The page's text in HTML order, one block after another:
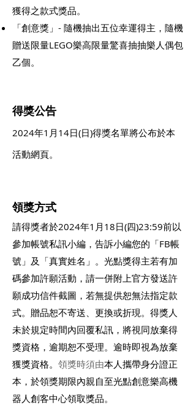
獲得之款式獎品。
「創意獎」- 隨機抽出五位幸運得主，隨機
贈送限量LEGO樂高限量驚喜抽抽樂人偶包
乙個。
得獎公告
2024年1月14日(日)得獎名單將公布於本
活動網頁。
領獎方式
請得獎者於2024年1月18日(四)23:59前以
參加帳號私訊小編，告訴小編您的「FB帳
號」及「真實姓名」。光點獎得主若有加
碼參加許願活動，請一併附上官方發送許
願成功信件截圖，若無提供恕無法指定款
式。贈品恕不寄送、更換或折現。得獎人
未於規定時間內回覆私訊，將視同放棄得
獎資格，逾期恕不受理。 逾時即視為放棄
獲獎資格。 領獎時須由本人攜帶身分證正
本，於領獎期限內親自至光點創意樂高機
器人創客中心領取獎品。